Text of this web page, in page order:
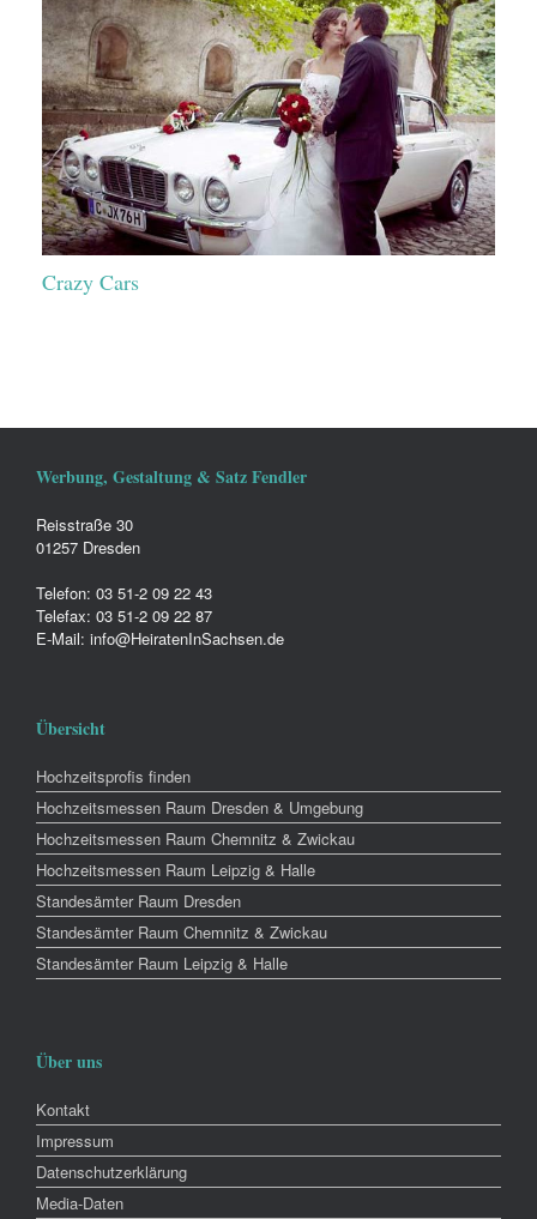
Crazy Cars
Werbung, Gestaltung & Satz Fendler
Reisstraße 30
01257 Dresden
Telefon: 03 51-2 09 22 43
Telefax: 03 51-2 09 22 87
E-Mail: info@HeiratenInSachsen.de
Übersicht
Hochzeitsprofis finden
Hochzeitsmessen Raum Dresden & Umgebung
Hochzeitsmessen Raum Chemnitz & Zwickau
Hochzeitsmessen Raum Leipzig & Halle
Standesämter Raum Dresden
Standesämter Raum Chemnitz & Zwickau
Standesämter Raum Leipzig & Halle
Über uns
Kontakt
Impressum
Datenschutzerklärung
Media-Daten